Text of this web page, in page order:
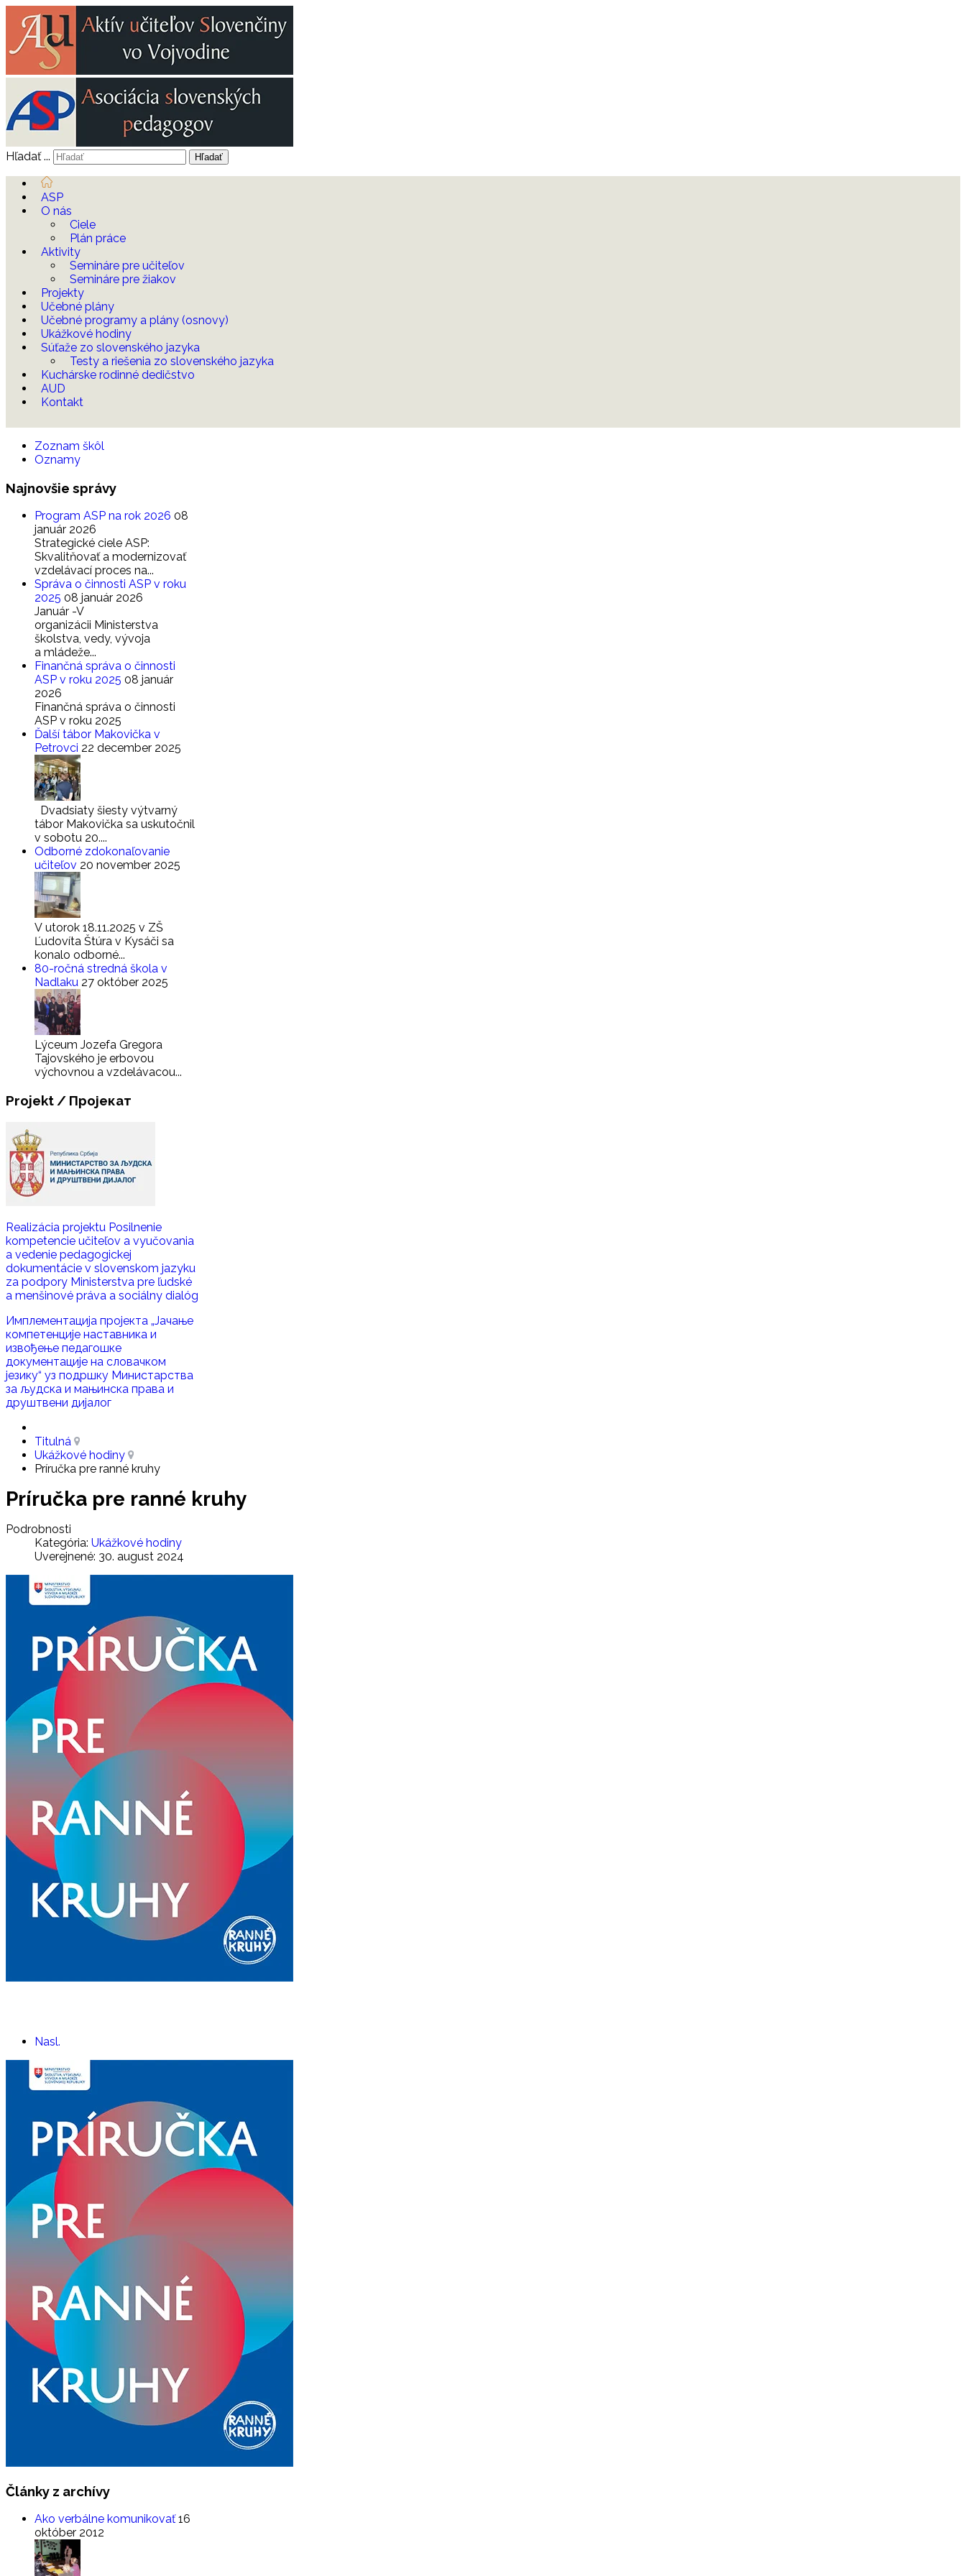
Hľadať ... Hľadať
ASP
O nás
Ciele
Plán práce
Aktivity
Semináre pre učiteľov
Semináre pre žiakov
Projekty
Učebné plány
Učebné programy a plány (osnovy)
Ukážkové hodiny
Súťaže zo slovenského jazyka
Testy a riešenia zo slovenského jazyka
Kuchárske rodinné dedičstvo
AUD
Kontakt
Zoznam škôl
Oznamy
Najnovšie správy
Program ASP na rok 2026 08
január 2026
Strategické ciele ASP:
Skvalitňovať a modernizovať
vzdelávací proces na...
Správa o činnosti ASP v roku
2025 08 január 2026
Január -V
organizácii Ministerstva
školstva, vedy, vývoja
a mládeže...
Finančná správa o činnosti
ASP v roku 2025 08 január
2026
Finančná správa o činnosti
ASP v roku 2025
Ďalší tábor Makovička v
Petrovci 22 december 2025
Dvadsiaty šiesty výtvarný
tábor Makovička sa uskutočnil
v sobotu 20....
Odborné zdokonaľovanie
učiteľov 20 november 2025
V utorok 18.11.2025 v ZŠ
Ľudovíta Štúra v Kysáči sa
konalo odborné...
80-ročná stredná škola v
Nadlaku 27 október 2025
Lýceum Jozefa Gregora
Tajovského je erbovou
výchovnou a vzdelávacou...
Projekt / Пројекат
Realizácia projektu Posilnenie
kompetencie učiteľov a vyučovania
a vedenie pedagogickej
dokumentácie v slovenskom jazyku
za podpory Ministerstva pre ľudské
a menšinové práva a sociálny dialóg
Имплементација пројекта „Јачање
компетенције наставника и
извoђење педагошке
документације на словачком
језику“ уз подршку Министaрства
за људска и мањинска права и
друштвени дијалог
Titulná
Ukážkové hodiny
Príručka pre ranné kruhy
Príručka pre ranné kruhy
Podrobnosti
Kategória: Ukážkové hodiny
Uverejnené: 30. august 2024
Nasl.
Články z archívy
Ako verbálne komunikovať16
október 2012